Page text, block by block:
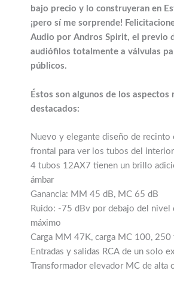
bajo precio y lo construyeran en
¡pero sí me sorprende!
Audio por Andros Spirit, el previo
audiófilos totalmente a válvulas
públicos.
Éstos son algunos de los aspectos
destacados:
Nuevo y elegante diseño de recinto
frontal para ver los tubos del
4 tubos 12AX7 tienen un brillo
ámbar
Ganancia: MM 45 dB, MC 65 dB
Ruido: -75 dBv por debajo del nivel
máximo
Carga MM 47K, carga MC 100,
Entradas y salidas RCA de un solo
Transformador elevador MC de alta